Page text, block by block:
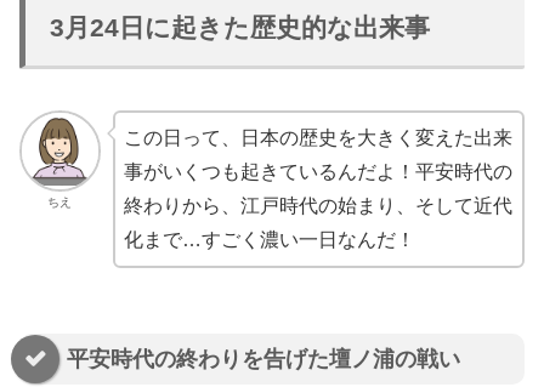
3月24日に起きた歴史的な出来事
ちえ
この日って、日本の歴史を大きく変えた出来
事がいくつも起きているんだよ！平安時代の
終わりから、江戸時代の始まり、そして近代
化まで…すごく濃い一日なんだ！
平安時代の終わりを告げた壇ノ浦の戦い